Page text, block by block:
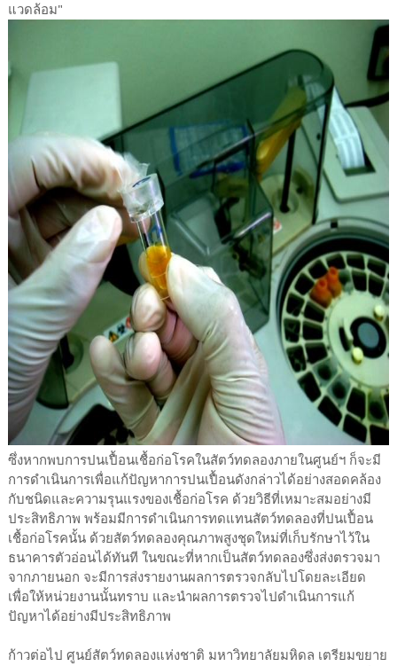
แวดล้อม"
ซึ่งหากพบการปนเปื้อนเชื้อก่อโรคในสัตว์ทดลองภายในศูนย์ฯ ก็จะมี
การดำเนินการเพื่อแก้ปัญหาการปนเปื้อนดังกล่าวได้อย่างสอดคล้อง
กับชนิดและความรุนแรงของเชื้อก่อโรค ด้วยวิธีที่เหมาะสมอย่างมี
ประสิทธิภาพ พร้อมมีการดำเนินการทดแทนสัตว์ทดลองที่ปนเปื้อน
เชื้อก่อโรคนั้น ด้วยสัตว์ทดลองคุณภาพสูงชุดใหม่ที่เก็บรักษาไว้ใน
ธนาคารตัวอ่อนได้ทันที ในขณะที่หากเป็นสัตว์ทดลองซึ่งส่งตรวจมา
จากภายนอก จะมีการส่งรายงานผลการตรวจกลับไปโดยละเอียด
เพื่อให้หน่วยงานนั้นทราบ และนำผลการตรวจไปดำเนินการแก้
ปัญหาได้อย่างมีประสิทธิภาพ
ก้าวต่อไป ศูนย์สัตว์ทดลองแห่งชาติ มหาวิทยาลัยมหิดล เตรียมขยาย